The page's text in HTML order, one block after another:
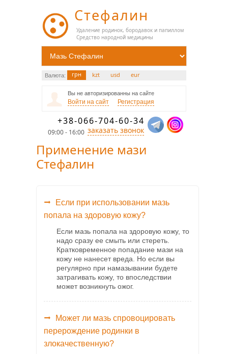
Стефалин
Удаление родинок, бородавок и папиллом
Средство народной медицины
Вы не авторизированны на сайте
Войти на сайт Регистрация
+38-066-704-60-34
09:00 - 16:00 заказать звонок
Валюта: грн kzt usd eur
Применение мази
Стефалин
Если при использовании мазь
попала на здоровую кожу?
Если мазь попала на здоровую кожу, то
надо сразу ее смыть или стереть.
Кратковременное попадание мази на
кожу не нанесет вреда. Но если вы
регулярно при намазывании будете
затрагивать кожу, то впоследствии
может возникнуть ожог.
Может ли мазь спровоцировать
перерождение родинки в
злокачественную?